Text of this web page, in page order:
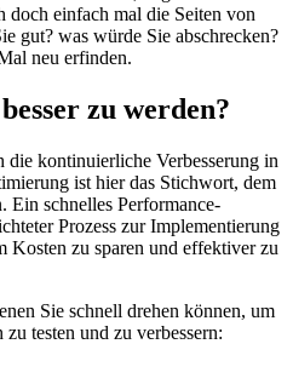
doch einfach mal die Seiten von
gut? was würde Sie abschrecken?
neu erfinden.
zu werden?
kontinuierliche Verbesserung in
ist hier das Stichwort, dem
Ein schnelles Performance-
Prozess zur Implementierung
Kosten zu sparen und effektiver zu
Sie schnell drehen können, um
testen und zu verbessern: